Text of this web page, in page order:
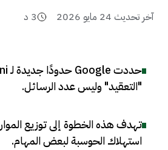
آخر تحديث 24 مايو 2026 3 د
"التعقيد" وليس عدد الرسائل.
تهدف هذه الخطوة إلى توزيع
استهلاك الحوسبة لبعض المهام.